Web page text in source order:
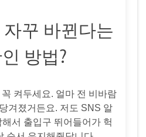
꾸 바뀐다는
방법?
켜두세요. 얼마 전 비바람
겨졌거든요. 저도 SNS 알
서 출입구 뛰어들어가 헉